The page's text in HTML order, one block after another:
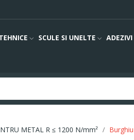
SCULE SI UNELTE
METAL R ≤ 1200 N/mm²